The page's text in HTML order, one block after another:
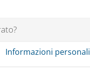
Informazioni personali